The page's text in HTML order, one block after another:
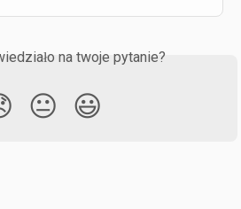
na twoje pytanie?
😐 😃